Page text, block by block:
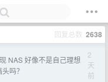
回复总数 2638
NAS 好像不是自己理想
吗？
2
天
前